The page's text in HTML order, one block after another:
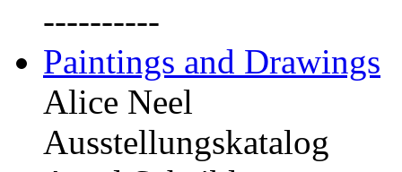
----------
Paintings and Drawings
Alice Neel
Ausstellungskatalog